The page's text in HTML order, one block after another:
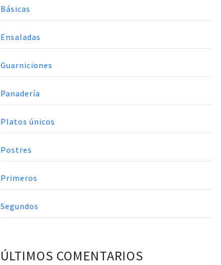
Básicas
Ensaladas
Guarniciones
Panadería
Platos únicos
Postres
Primeros
Segundos
ÚLTIMOS COMENTARIOS